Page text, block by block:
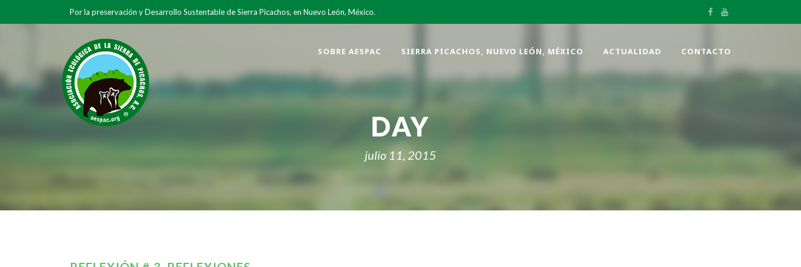
Por la preservación y Desarrollo Sustentable de Sierra Picachos, en Nuevo León, México.
SOBRE AESPAC SIERRA PICACHOS, NUEVO LEÓN, MÉXICO ACTUALIDAD CONTACTO
DAY
julio 11, 2015